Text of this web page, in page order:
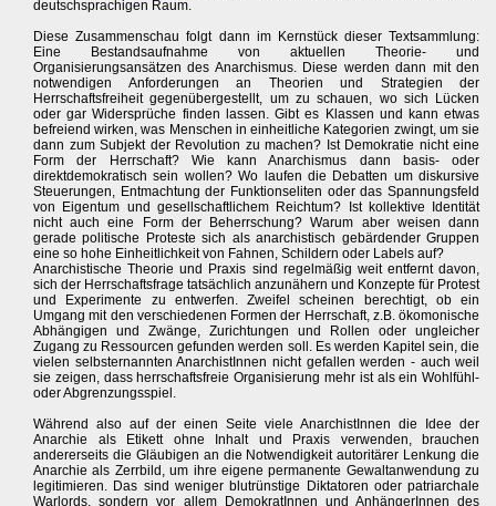
deutschsprachigen Raum.
Diese Zusammenschau folgt dann im Kernstück dieser Textsammlung:
Eine Bestandsaufnahme von aktuellen Theorie- und
Organisierungsansätzen des Anarchismus. Diese werden dann mit den
notwendigen Anforderungen an Theorien und Strategien der
Herrschaftsfreiheit gegenübergestellt, um zu schauen, wo sich Lücken
oder gar Widersprüche finden lassen. Gibt es Klassen und kann etwas
befreiend wirken, was Menschen in einheitliche Kategorien zwingt, um sie
dann zum Subjekt der Revolution zu machen? Ist Demokratie nicht eine
Form der Herrschaft? Wie kann Anarchismus dann basis- oder
direktdemokratisch sein wollen? Wo laufen die Debatten um diskursive
Steuerungen, Entmachtung der Funktionseliten oder das Spannungsfeld
von Eigentum und gesellschaftlichem Reichtum? Ist kollektive Identität
nicht auch eine Form der Beherrschung? Warum aber weisen dann
gerade politische Proteste sich als anarchistisch gebärdender Gruppen
eine so hohe Einheitlichkeit von Fahnen, Schildern oder Labels auf?
Anarchistische Theorie und Praxis sind regelmäßig weit entfernt davon,
sich der Herrschaftsfrage tatsächlich anzunähern und Konzepte für Protest
und Experimente zu entwerfen. Zweifel scheinen berechtigt, ob ein
Umgang mit den verschiedenen Formen der Herrschaft, z.B. ökomonische
Abhängigen und Zwänge, Zurichtungen und Rollen oder ungleicher
Zugang zu Ressourcen gefunden werden soll. Es werden Kapitel sein, die
vielen selbsternannten AnarchistInnen nicht gefallen werden - auch weil
sie zeigen, dass herrschaftsfreie Organisierung mehr ist als ein Wohlfühl-
oder Abgrenzungsspiel.
Während also auf der einen Seite viele AnarchistInnen die Idee der
Anarchie als Etikett ohne Inhalt und Praxis verwenden, brauchen
andererseits die Gläubigen an die Notwendigkeit autoritärer Lenkung die
Anarchie als Zerrbild, um ihre eigene permanente Gewaltanwendung zu
legitimieren. Das sind weniger blutrünstige Diktatoren oder patriarchale
Warlords, sondern vor allem DemokratInnen und AnhängerInnen des